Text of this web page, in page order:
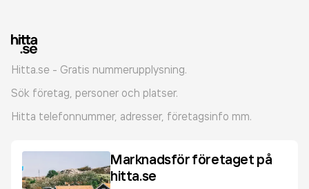
Hitta.se - Gratis nummerupplysning.
Sök företag, personer och platser.
Hitta telefonnummer, adresser, företagsinfo mm.
Marknadsför företaget på
hitta.se